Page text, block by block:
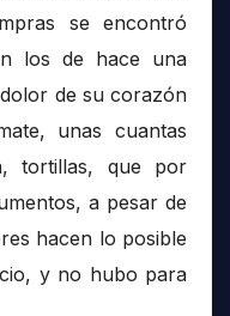
se encontró
los de hace una
de su corazón
unas cuantas
tortillas, que por
a pesar de
hacen lo posible
y no hubo para